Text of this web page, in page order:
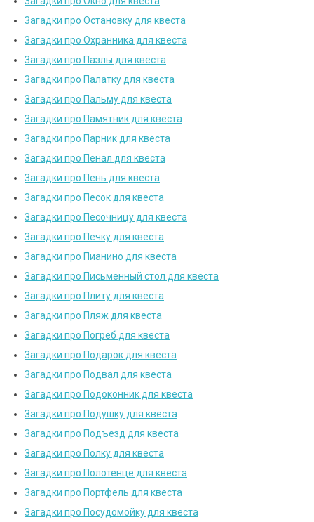
Загадки про Остановку для квеста
Загадки про Охранника для квеста
Загадки про Пазлы для квеста
Загадки про Палатку для квеста
Загадки про Пальму для квеста
Загадки про Памятник для квеста
Загадки про Парник для квеста
Загадки про Пенал для квеста
Загадки про Пень для квеста
Загадки про Песок для квеста
Загадки про Песочницу для квеста
Загадки про Печку для квеста
Загадки про Пианино для квеста
Загадки про Письменный стол для квеста
Загадки про Плиту для квеста
Загадки про Пляж для квеста
Загадки про Погреб для квеста
Загадки про Подарок для квеста
Загадки про Подвал для квеста
Загадки про Подоконник для квеста
Загадки про Подушку для квеста
Загадки про Подъезд для квеста
Загадки про Полку для квеста
Загадки про Полотенце для квеста
Загадки про Портфель для квеста
Загадки про Посудомойку для квеста